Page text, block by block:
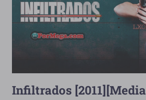
Infiltrados